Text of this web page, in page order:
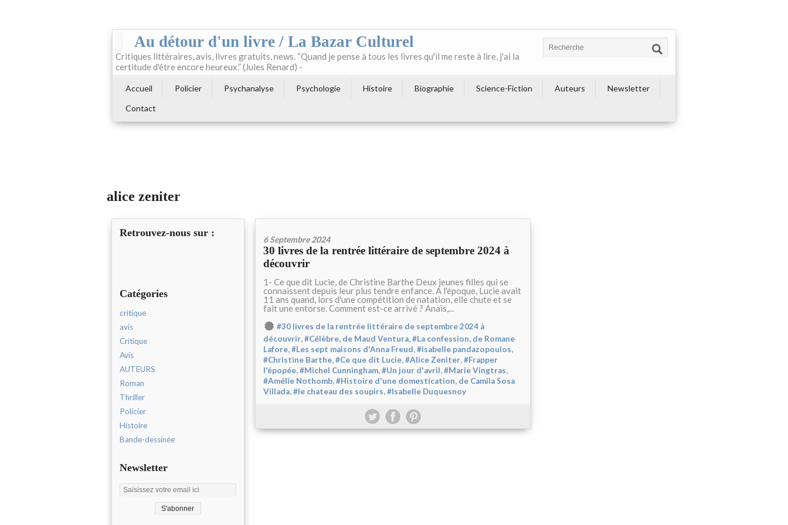
Au détour d'un livre / La Bazar Culturel
Critiques littéraires, avis, livres gratuits, news. “Quand je pense à tous les livres qu'il me reste à lire, j'ai la
certitude d'être encore heureux.” (Jules Renard) -
Accueil Policier Psychanalyse Psychologie Histoire Biographie Science-Fiction Auteurs
Newsletter
Contact
alice zeniter
Retrouvez-nous sur :
Catégories
critique
avis
Critique
Avis
AUTEURS
Roman
Thriller
Policier
Histoire
Bande-dessinée
Newsletter
6 Septembre 2024
30 livres de la rentrée littéraire de septembre 2024 à
découvrir
1- Ce que dit Lucie, de Christine Barthe Deux jeunes filles qui se
connaissent depuis leur plus tendre enfance. A l'époque, Lucie avait
11 ans quand, lors d'une compétition de natation, elle chute et se
fait une entorse. Comment est-ce arrivé ? Anaïs,...
#30 livres de la rentrée littéraire de septembre 2024 à
découvrir,#Célèbre, de Maud Ventura,#La confession, de Romane
Lafore,#Les sept maisons d'Anna Freud,#isabelle pandazopoulos,
#Christine Barthe,#Ce que dit Lucie,#Alice Zeniter,#Frapper
l'épopée,#Michel Cunningham,#Un jour d'avril,#Marie Vingtras,
#Amélie Nothomb,#Histoire d'une domestication, de Camila Sosa
Villada,#le chateau des soupirs,#Isabelle Duquesnoy